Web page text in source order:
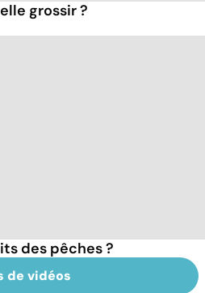
grossir ?
des pêches ?
de vidéos